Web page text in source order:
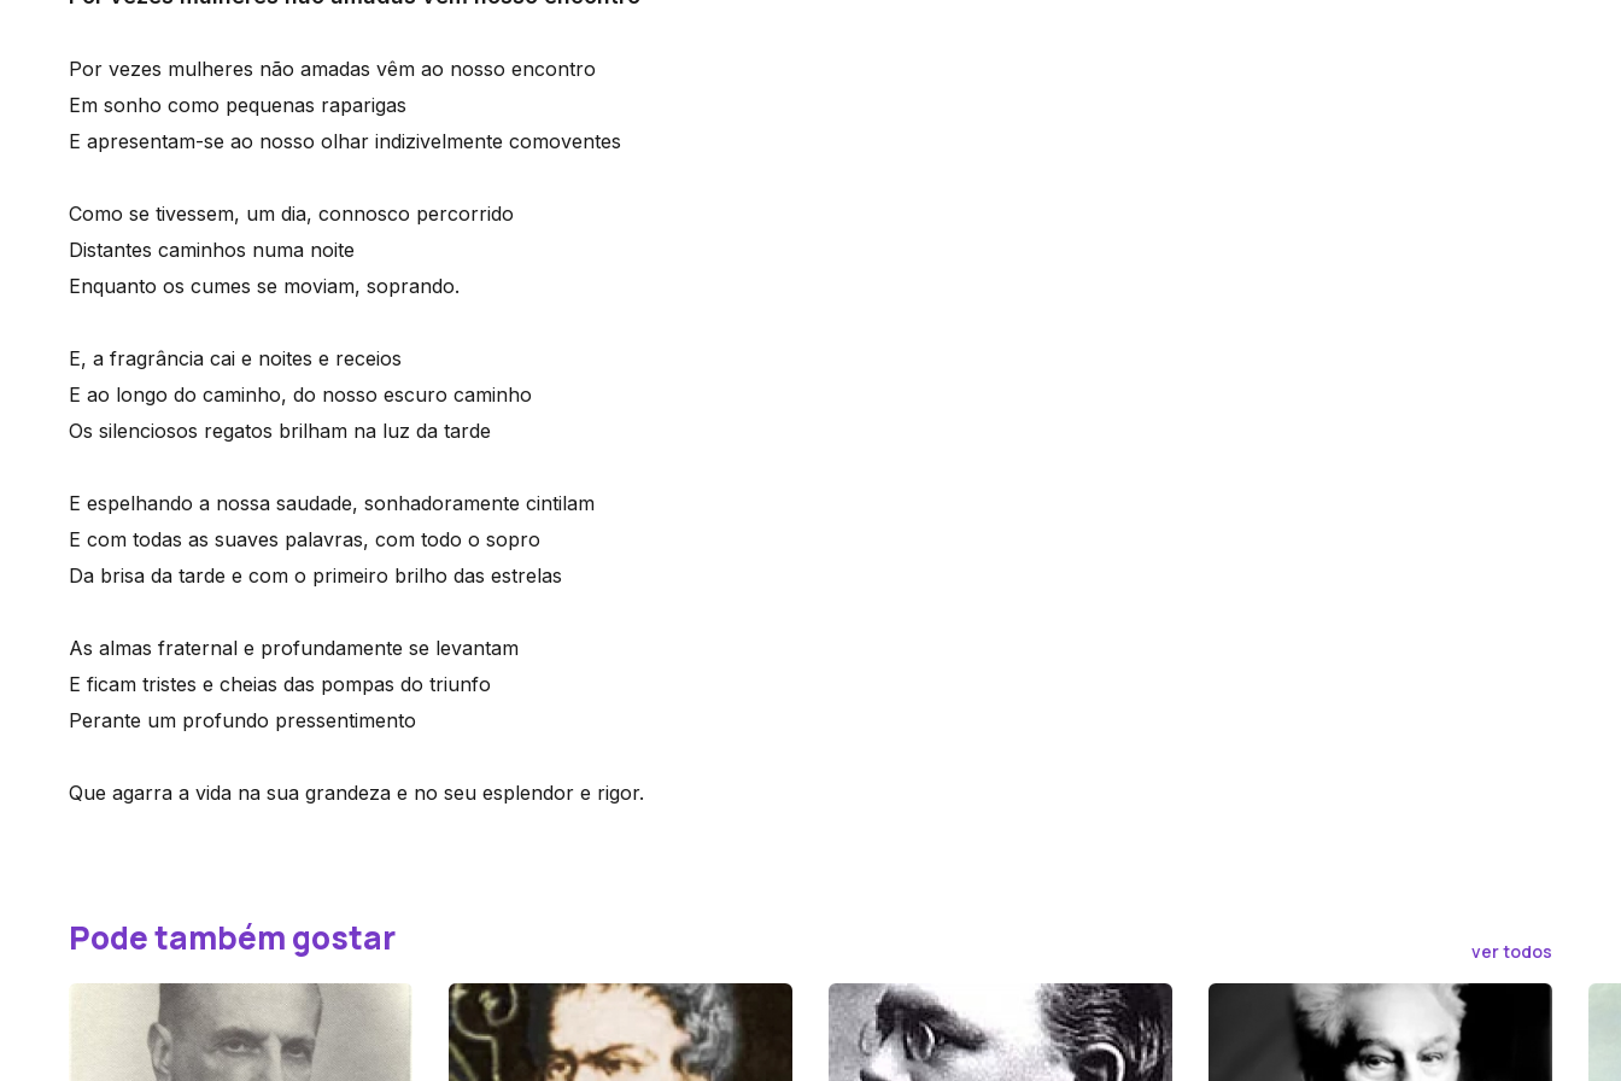
Por vezes mulheres não amadas vêm ao nosso encontro
Em sonho como pequenas raparigas
E apresentam-se ao nosso olhar indizivelmente comoventes
Como se tivessem, um dia, connosco percorrido
Distantes caminhos numa noite
Enquanto os cumes se moviam, soprando.
E, a fragrância cai e noites e receios
E ao longo do caminho, do nosso escuro caminho
Os silenciosos regatos brilham na luz da tarde
E espelhando a nossa saudade, sonhadoramente cintilam
E com todas as suaves palavras, com todo o sopro
Da brisa da tarde e com o primeiro brilho das estrelas
As almas fraternal e profundamente se levantam
E ficam tristes e cheias das pompas do triunfo
Perante um profundo pressentimento
Que agarra a vida na sua grandeza e no seu esplendor e rigor.
Pode também gostar ver todos